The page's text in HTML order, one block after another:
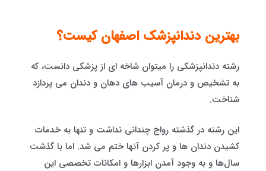
بهترین دندانپزشک اصفهانکیست؟
رشته دندانپزشکی را میتوان شاخه ای از پزشکی دانست، که
به تشخیص و درمان آسیب های دهان و دندان می پردازد
شناخت.
این رشته در گذشته رواج چندانی نداشت و تنها به خدمات
کشیدن دندان ها و پر کردن آنها ختم می شد. اما با گذشت
سال‌ها و به وجود آمدن ابزارها و امکانات تخصصی این